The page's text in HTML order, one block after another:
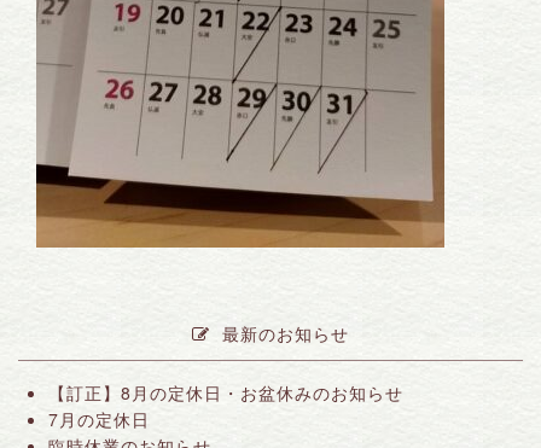
最新のお知らせ
【訂正】8月の定休日・お盆休みのお知らせ
7月の定休日